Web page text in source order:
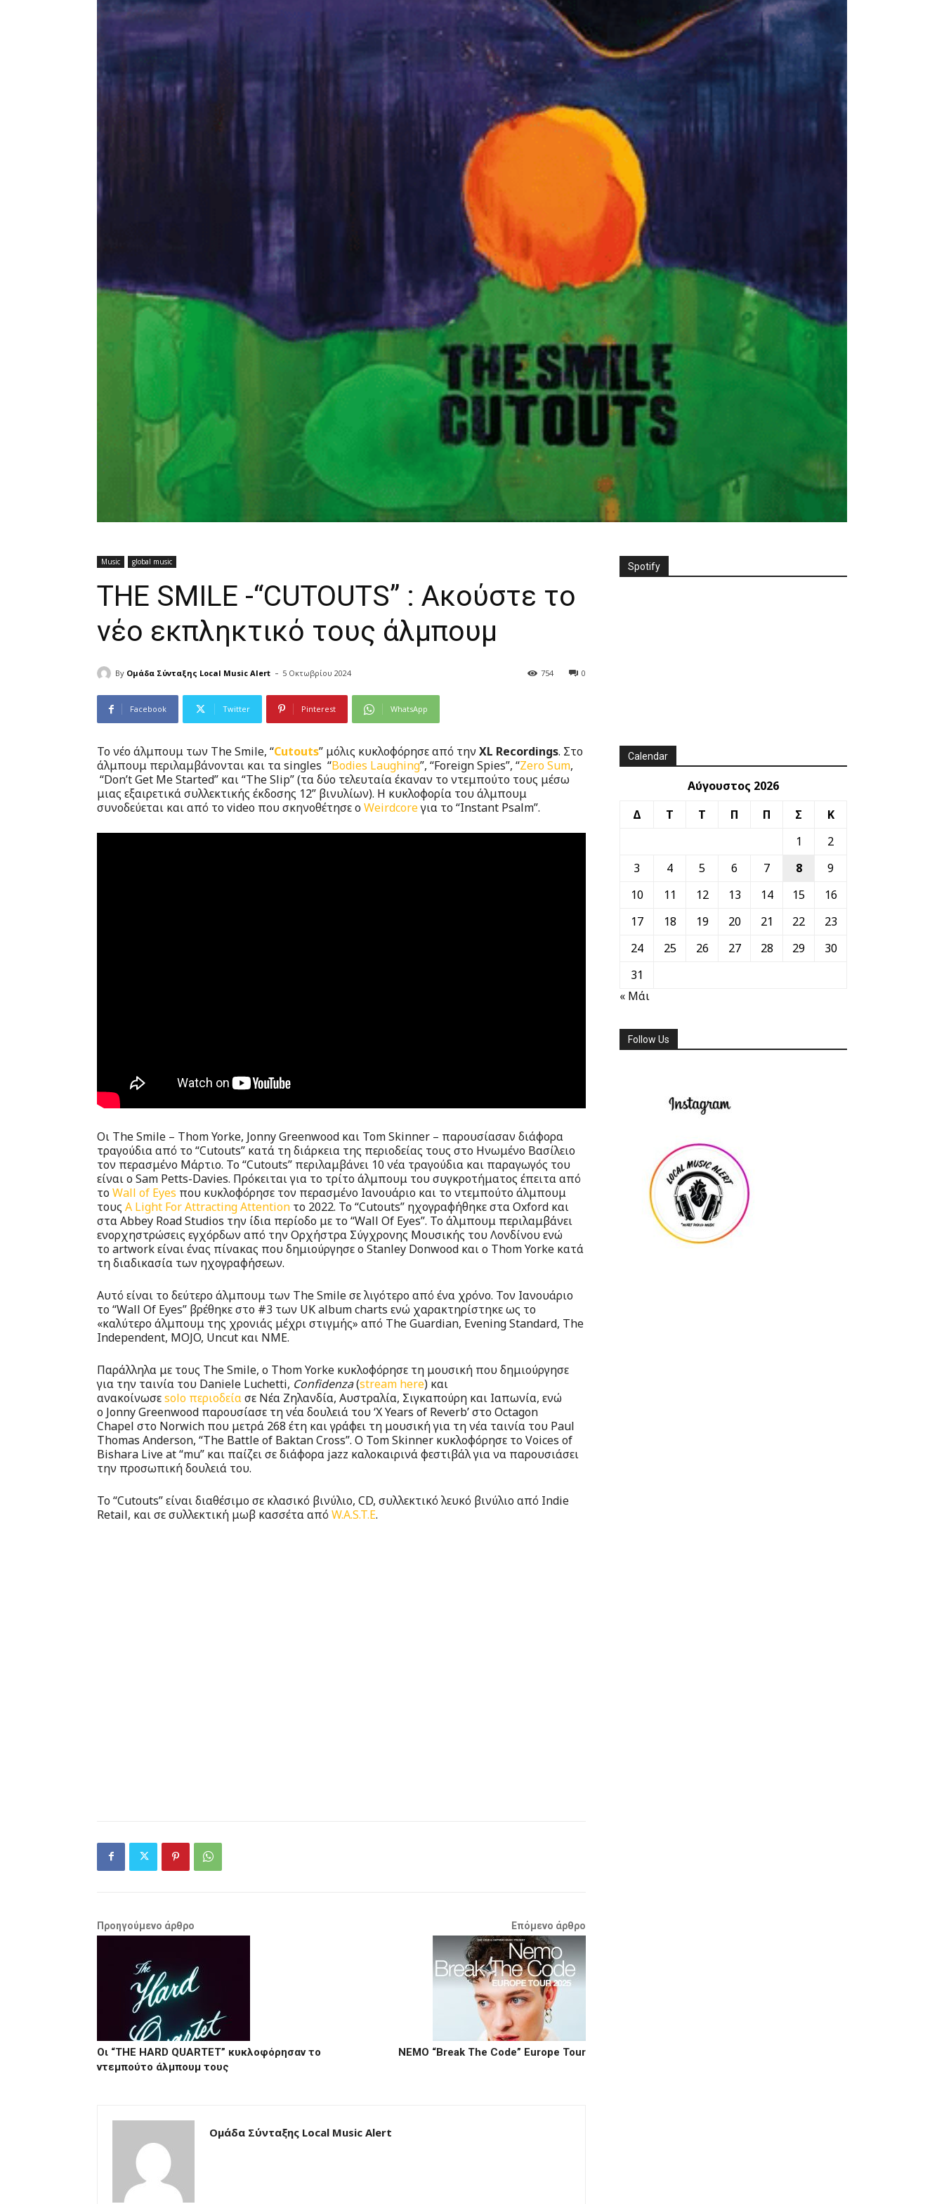
Music global music
THE SMILE -“CUTOUTS” : Ακούστε το
νέο εκπληκτικό τους άλμπουμ
By Ομάδα Σύνταξης Local Music Alert - 5 Οκτωβρίου 2024 0
754
Facebook Twitter Pinterest WhatsApp
Το νέο άλμπουμ των The Smile, “Cutouts” μόλις κυκλοφόρησε από τηνXL Recordings. Στο
άλμπουμ περιλαμβάνονται και τα singles “Bodies Laughing”, “Foreign Spies”, “Zero Sum,
“Don’t Get Me Started” και “The Slip” (τα δύο τελευταία έκαναν το ντεμπούτο τους μέσω
μιας εξαιρετικά συλλεκτικής έκδοσης 12” βινυλίων). Η κυκλοφορία του άλμπουμ
συνοδεύεται και από το video που σκηνοθέτησε οWeirdcoreγια το “Instant Psalm”.
Οι The Smile – Thom Yorke, Jonny Greenwood και Tom Skinner – παρουσίασαν διάφορα
τραγούδια από το “Cutouts” κατά τη διάρκεια της περιοδείας τους στο Ηνωμένο Βασίλειο
τον περασμένο Μάρτιο. Το “Cutouts” περιλαμβάνει 10 νέα τραγούδια και παραγωγός του
είναι ο Sam Petts-Davies. Πρόκειται για το τρίτο άλμπουμ του συγκροτήματος έπειτα από
τοWall of Eyes που κυκλοφόρησε τον περασμένο Ιανουάριο και το ντεμπούτο άλμπουμ
τους A Light For Attracting Attention το 2022. Το “Cutouts” ηχογραφήθηκε στα Oxford και
στα Abbey Road Studios την ίδια περίοδο με το “Wall Of Eyes”. Το άλμπουμ περιλαμβάνει
ενορχηστρώσεις εγχόρδων από την Ορχήστρα Σύγχρονης Μουσικής του Λονδίνου ενώ
το artwork είναι ένας πίνακας που δημιούργησε ο Stanley Donwood και ο Thom Yorke κατά
τη διαδικασία των ηχογραφήσεων.
Αυτό είναι το δεύτερο άλμπουμ των The Smile σε λιγότερο από ένα χρόνο. Τον Ιανουάριο
το “Wall Of Eyes” βρέθηκε στο #3 των UK album charts ενώ χαρακτηρίστηκε ως το
«καλύτερο άλμπουμ της χρονιάς μέχρι στιγμής» από The Guardian, Evening Standard, The
Independent, MOJO, Uncut και NME.
Παράλληλα με τους The Smile, o Thom Yorke κυκλοφόρησε τη μουσική που δημιούργησε
για την ταινία του Daniele Luchetti, Confidenza(stream here) και
ανακοίνωσεsolo περιοδείασε Νέα Ζηλανδία, Αυστραλία, Σιγκαπούρη και Ιαπωνία, ενώ
ο Jonny Greenwood παρουσίασε τη νέα δουλειά του ‘X Years of Reverb’ στο Octagon
Chapel στο Norwich που μετρά 268 έτη και γράφει τη μουσική για τη νέα ταινία του Paul
Thomas Anderson, “The Battle of Baktan Cross”. O Tom Skinner κυκλοφόρησε το Voices of
Bishara Live at “mu” και παίζει σε διάφορα jazz καλοκαιρινά φεστιβάλ για να παρουσιάσει
την προσωπική δουλειά του.
To “Cutouts” είναι διαθέσιμο σε κλασικό βινύλιο, CD, συλλεκτικό λευκό βινύλιο από Indie
Retail, και σε συλλεκτική μωβ κασσέτα απόW.A.S.T.E.
Προηγούμενο άρθρο
Οι “THE HARD QUARTET” κυκλοφόρησαν το
ντεμπούτο άλμπουμ τους
Επόμενο άρθρο
NEMO “Break The Code” Europe Tour
Ομάδα Σύνταξης Local Music Alert
Spotify
Calendar
Αύγουστος 2026
Δ
Τ Τ Π Π Σ
Κ
1
2
3
4 5 6 7 8
9
10
11 12 13 14 15
16
17
18 19 20 21 22
23
24
25 26 27 28 29
30
31
« Μάι
Follow Us